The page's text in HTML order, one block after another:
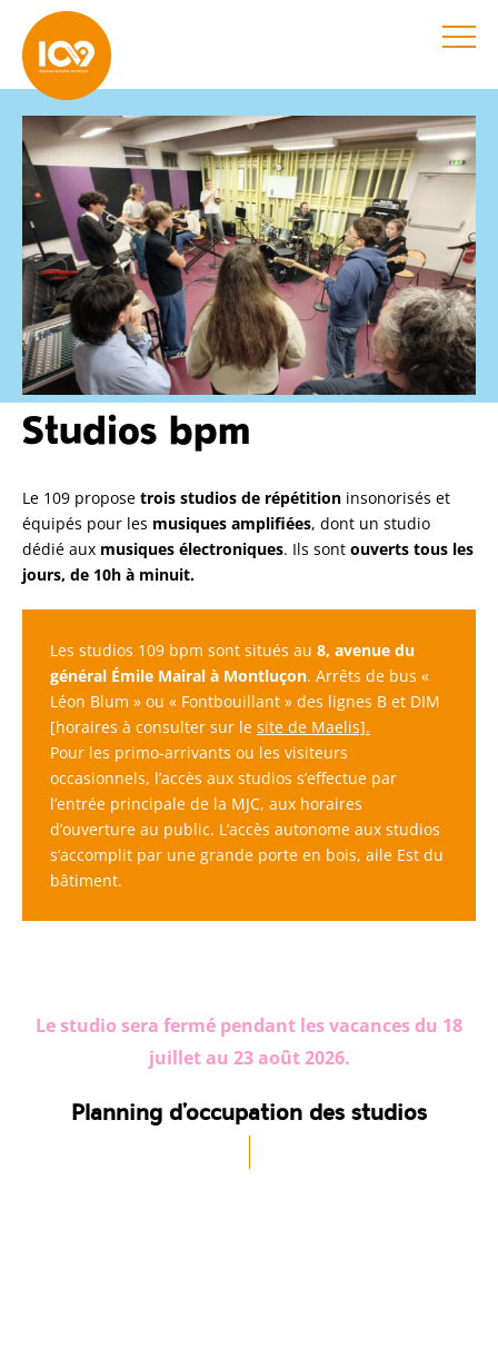
Studios bpm
Le 109 propose trois studios de répétition insonorisés et
équipés pour les musiques amplifiées, dont un studio
dédié aux musiques électroniques. Ils sont ouverts tous les
jours, de 10h à minuit.
Les studios 109 bpm sont situés au 8, avenue du
général Émile Mairal à Montluçon. Arrêts de bus «
Léon Blum » ou « Fontbouillant » des lignes B et DIM
[horaires à consulter sur le site de Maelis].
Pour les primo-arrivants ou les visiteurs
occasionnels, l’accès aux studios s’effectue par
l’entrée principale de la MJC, aux horaires
d’ouverture au public. L’accès autonome aux studios
s’accomplit par une grande porte en bois, aile Est du
bâtiment.
Le studio sera fermé pendant les vacances du 18
juillet au 23 août 2026.
Planning d’occupation des studios